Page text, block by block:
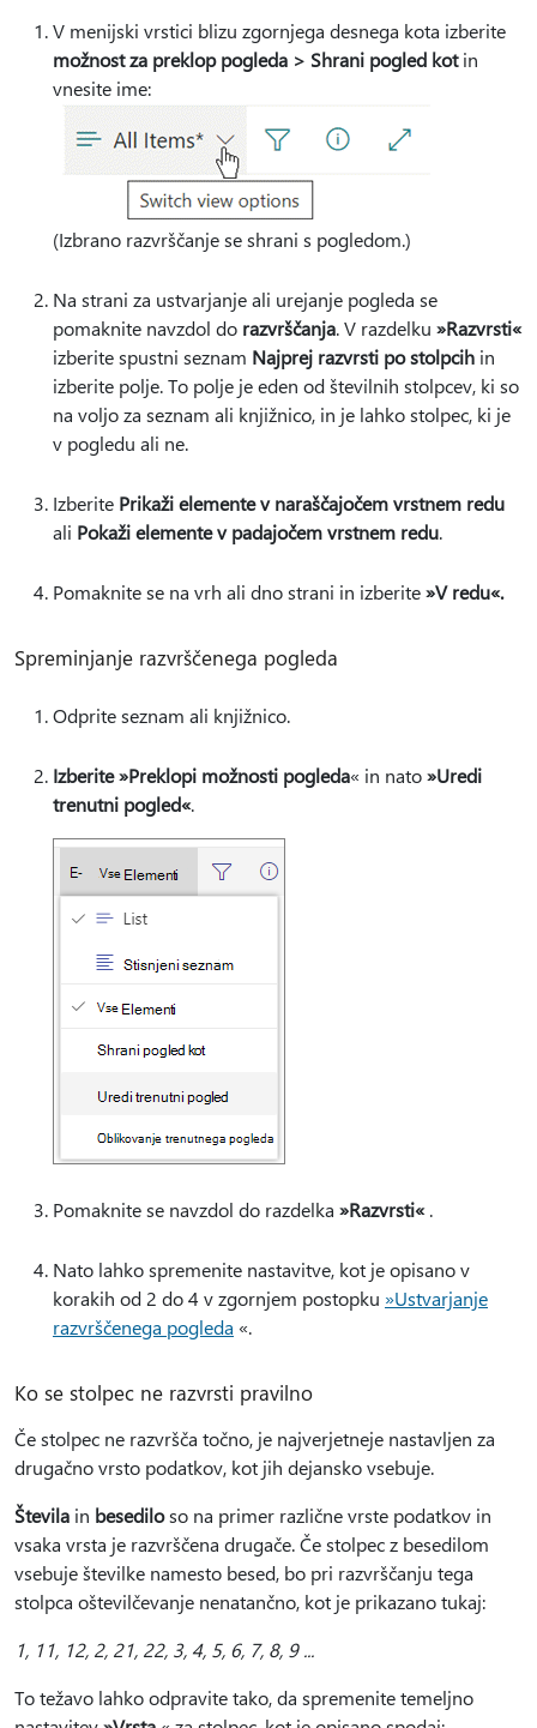
V menijski vrstici blizu zgornjega desnega kota izberite
možnost za preklop pogleda > Shrani pogled kotin
vnesite ime:
(Izbrano razvrščanje se shrani s pogledom.)
Na strani za ustvarjanje ali urejanje pogleda se
pomaknite navzdol do razvrščanja. V razdelku »Razvrsti«
izberite spustni seznam Najprej razvrsti po stolpcih in
izberite polje. To polje je eden od številnih stolpcev, ki so
na voljo za seznam ali knjižnico, in je lahko stolpec, ki je
v pogledu ali ne.
Izberite Prikaži elemente v naraščajočem vrstnem redu
ali Pokaži elemente v padajočem vrstnem redu.
Pomaknite se na vrh ali dno strani in izberite»V redu«.
Spreminjanje razvrščenega pogleda
Odprite seznam ali knjižnico.
Izberite »Preklopi možnosti pogleda« in nato»Uredi
trenutni pogled«.
Pomaknite se navzdol do razdelka »Razvrsti«.
Nato lahko spremenite nastavitve, kot je opisano v
korakih od 2 do 4 v zgornjem postopku »Ustvarjanje
razvrščenega pogleda «.
Ko se stolpec ne razvrsti pravilno
Če stolpec ne razvršča točno, je najverjetneje nastavljen za
drugačno vrsto podatkov, kot jih dejansko vsebuje.
Števila in besediloso na primer različne vrste podatkov in
vsaka vrsta je razvrščena drugače. Če stolpec z besedilom
vsebuje številke namesto besed, bo pri razvrščanju tega
stolpca oštevilčevanje nenatančno, kot je prikazano tukaj:
1, 11, 12, 2, 21, 22, 3, 4, 5, 6, 7, 8, 9 ...
To težavo lahko odpravite tako, da spremenite temeljno